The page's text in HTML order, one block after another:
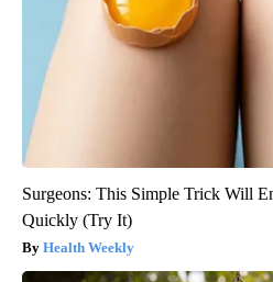
Surgeons: This Simple Trick Will
Quickly (Try It)
Health Weekly